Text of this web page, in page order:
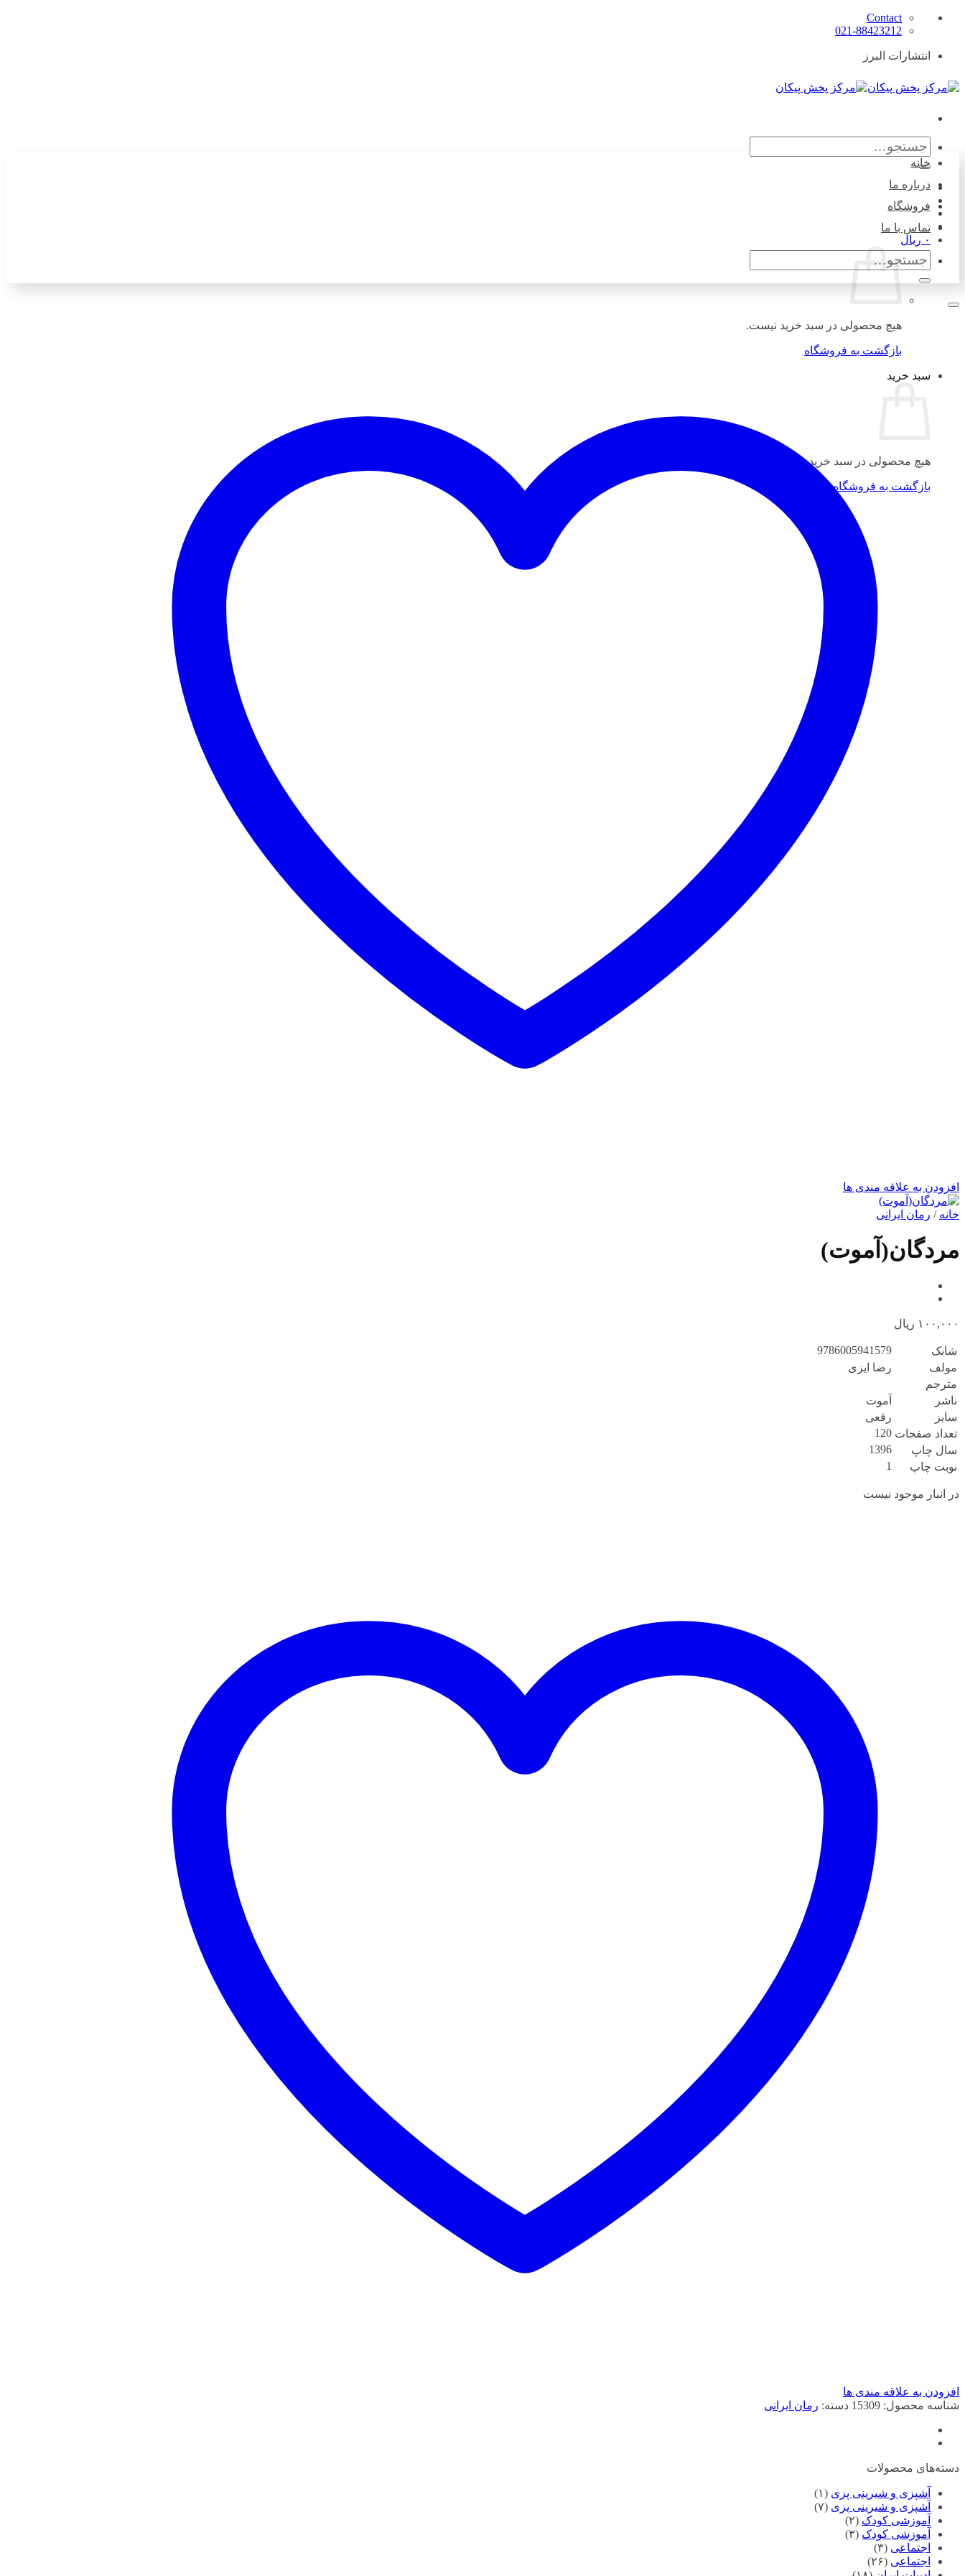
Skip
Contact
021-88423212
انتشارات البرز
جستجو
برای:
۰ ریال
هیچ محصولی در سبد خرید نیست.
بازگشت به فروشگاه
سبد خرید
هیچ محصولی در سبد خرید نیست.
بازگشت به فروشگاه
خانه
درباره ما
فروشگاه
تماس با ما
جستجو
برای:
افزودن به علاقه مندی ها
خانه / رمان ایرانی
مردگان(آموت)
۱۰۰,۰۰۰ ریال
شابک
9786005941579
مولف
رضا ایزی
مترجم
ناشر
آموت
سایز
رقعی
تعداد صفحات 120
سال چاپ
1396
نوبت چاپ
1
در انبار موجود نیست
افزودن به علاقه مندی ها
شناسه محصول: 15309 دسته: رمان ایرانی
دسته‌های محصولات
آشپزی و شیرینی پزی (۱)
آشپزی و شیرینی پزی (۷)
آموزشی کودک (۲)
آموزشی کودک (۳)
اجتماعی (۳)
اجتماعی (۲۶)